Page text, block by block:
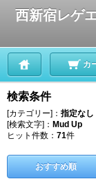
西新宿レゲ
カ
検索条件
[カテゴリー]： 指定なし
[検索文字]： Mud Up
ヒット件数： 71件
おすすめ順